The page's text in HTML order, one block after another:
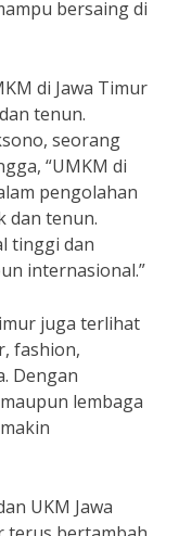
bersaing di
di Jawa Timur
tenun.
seorang
“UMKM di
pengolahan
dan tenun.
tinggi dan
internasional.”
juga terlihat
fashion,
Dengan
lembaga
UKM Jawa